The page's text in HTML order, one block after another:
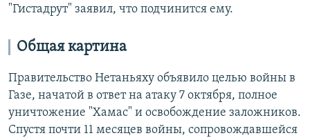
"Гистадрут" заявил, что подчинится ему.
Общая картина
Правительство Нетаньяху объявило целью войны в
Газе, начатой в ответ на атаку 7 октября, полное
уничтожение "Хамас" и освобождение заложников.
Спустя почти 11 месяцев войны, сопровождавшейся